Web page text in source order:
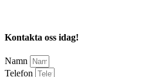
Kontakta oss idag!
Namn
Telefon